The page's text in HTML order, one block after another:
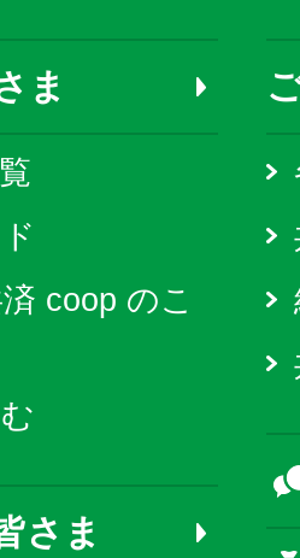
ま
coop のこ
さま